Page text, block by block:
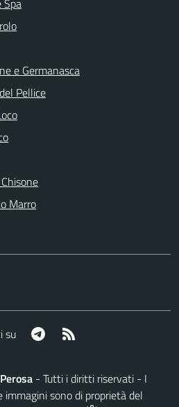
Spa
e Germanasca
Pellice
Marro
su Telegram
- Tutti i diritti riservati - I
sono di proprietà del